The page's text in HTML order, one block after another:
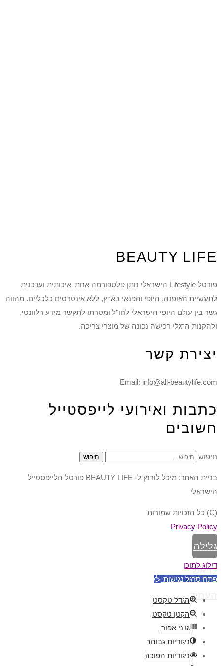
BEAUTY LIFE
פורטל Lifestyle הישראלי נותן פלטפורמה אחת, איכותית ועדכנית
לתעשיית האופנה, היופי והפנאי בארץ, ללא אינטרסים כלכליים. מהווה
גשר בין עולם היופי הישראלי לחו"ל ומטרתו לתקשר מידע רלוונטי,
ולהקנות הרגלי רכישה נכונה של מוצרי צריכה.
יצירת קשר
Email: info@all-beautylife.com
כתבות ואירועי לייפסטייל
חשובים
חיפוש חיפוש
בניית האתר: מיכל לורנץ ל- BEAUTY LIFE פורטל הלייפסטייל
הישראלי
(C) כל הזכויות שמורות
Privacy Policy
גלילה
לראש
העמוד
דילוג לתוכן
פתח סרגל נגישות
הגדל טקסט
הקטן טקסט
גווני אפור
ניגודיות גבוהה
ניגודיות הפוכה